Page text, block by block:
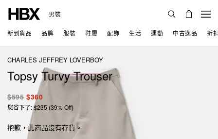
男裝
新到貨品 品牌 服裝 鞋履 配飾 生活 運動 中古逸品 折
CHARLES JEFFREY LOVERBOY
Topsy Turvy Trouser
$595 $360
您省下了: $235 (39% Off)
抱歉，此商品沒有存貨。